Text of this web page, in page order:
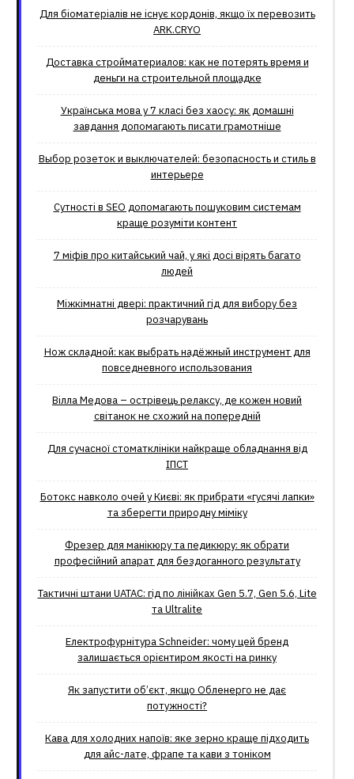
Для біоматеріалів не існує кордонів, якщо їх перевозить
ARK.CRYO
Доставка стройматериалов: как не потерять время и
деньги на строительной площадке
Українська мова у 7 класі без хаосу: як домашні
завдання допомагають писати грамотніше
Выбор розеток и выключателей: безопасность и стиль в
интерьере
Сутності в SEO допомагають пошуковим системам
краще розуміти контент
7 міфів про китайський чай, у які досі вірять багато
людей
Міжкімнатні двері: практичний гід для вибору без
розчарувань
Нож складной: как выбрать надёжный инструмент для
повседневного использования
Вілла Медова – острівець релаксу, де кожен новий
світанок не схожий на попередній
Для сучасної стоматклініки найкраще обладнання від
ІПСТ
Ботокс навколо очей у Києві: як прибрати «гусячі лапки»
та зберегти природну міміку
Фрезер для манікюру та педикюру: як обрати
професійний апарат для бездоганного результату
Тактичні штани UATAC: гід по лінійках Gen 5.7, Gen 5.6, Lite
та Ultralite
Електрофурнітура Schneider: чому цей бренд
залишається орієнтиром якості на ринку
Як запустити об’єкт, якщо Обленерго не дає
потужності?
Кава для холодних напоїв: яке зерно краще підходить
для айс-лате, фрапе та кави з тоніком